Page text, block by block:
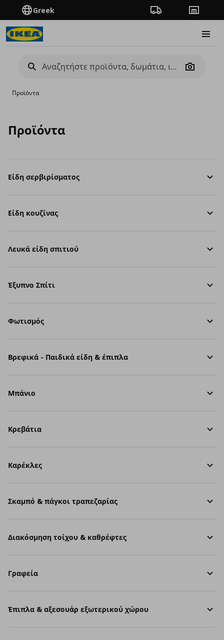
Greek Πορεία παραγγελίας
Camera
Προϊόντα
Προϊόντα
Είδη σερβιρίσματος
Είδη κουζίνας
Λευκά είδη σπιτιού
Έξυπνο Σπίτι
Φωτισμός
Βρεφικά - Παιδικά είδη & έπιπλα
Μπάνιο
Κρεβάτια
Καρέκλες
Σκαμπό & πάγκοι τραπεζαρίας
Διακόσμηση τοίχου & καθρέφτες
Γραφεία
Έπιπλα & αξεσουάρ εξωτερικού χώρου